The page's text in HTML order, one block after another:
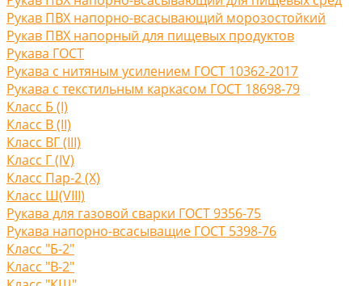
Рукав ПВХ напорно-всасывающий морозостойкий
Рукав ПВХ напорный для пищевых продуктов
Рукава ГОСТ
Рукава с нитяным усилением ГОСТ 10362-2017
Рукава с текстильным каркасом ГОСТ 18698-79
Класс Б (I)
Класс В (II)
Класс ВГ (III)
Класс Г (IV)
Класс Пар-2 (X)
Класс Ш(VIII)
Рукава для газовой сварки ГОСТ 9356-75
Рукава напорно-всасыващие ГОСТ 5398-76
Класс "Б-2"
Класс "В-2"